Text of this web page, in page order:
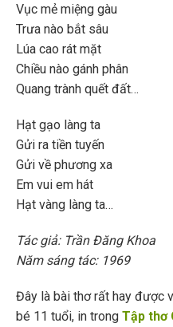
Vục mẻ miệng gàu
Trưa nào bắt sâu
Lúa cao rát mặt
Chiều nào gánh phân
Quang trành quết đất…
Hạt gạo làng ta
Gửi ra tiền tuyến
Gửi về phương xa
Em vui em hát
Hạt vàng làng ta…
Tác giả: Trần Đăng Khoa
Năm sáng tác: 1969
Đây là bài thơ rất hay được
bé 11 tuổi, in trong Tập thơ